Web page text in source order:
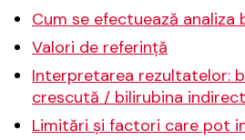
Cum se efectuează analiza
Valori de referință
Interpretarea rezultatelor:
crescută / bilirubina
Limitări și factori care pot